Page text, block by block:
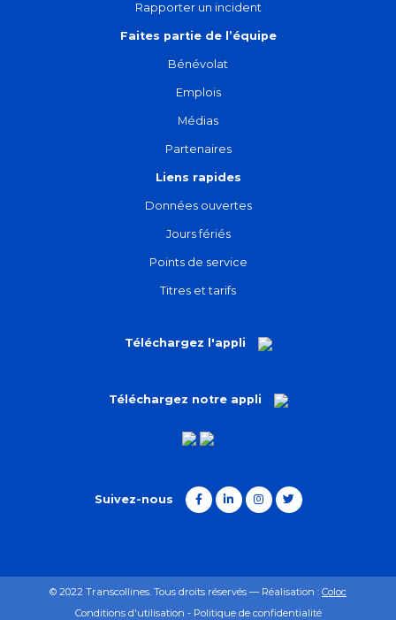
Rapporter un incident
Faites partie de l’équipe
Bénévolat
Emplois
Médias
Partenaires
Liens rapides
Données ouvertes
Jours fériés
Points de service
Titres et tarifs
Téléchargez l'appli
Téléchargez notre appli
Suivez-nous
© 2022 Transcollines. Tous droits réservés — Réalisation : Coloc
Conditions d'utilisation - Politique de confidentialité